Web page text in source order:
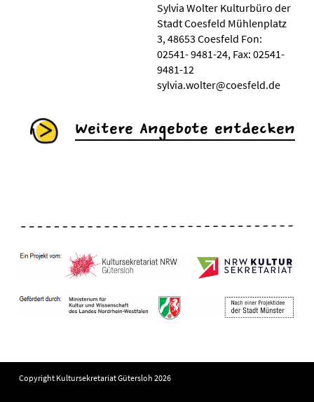
Sylvia Wolter Kulturbüro der
Stadt Coesfeld Mühlenplatz
3, 48653 Coesfeld Fon:
02541- 9481-24, Fax: 02541-
9481-12
sylvia.wolter@coesfeld.de
Weitere Angebote entdecken
Copyright Kultursekretariat Gütersloh 2026